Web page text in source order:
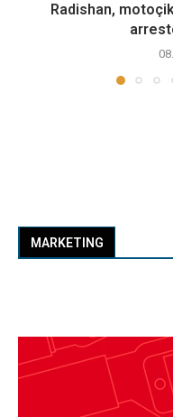
Radishan,
MARKETING